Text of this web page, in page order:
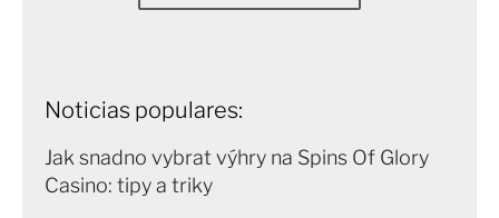
Noticias populares:
Jak snadno vybrat výhry na Spins Of Glory
Casino: tipy a triky